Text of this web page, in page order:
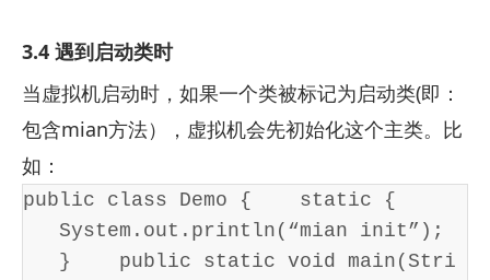
3.4 遇到启动类时
当虚拟机启动时，如果一个类被标记为启动类(即：
包含mian方法），虚拟机会先初始化这个主类。比
如：
public class Demo {    static {
System.out.println(“mian init”);
}    public static void main(Stri